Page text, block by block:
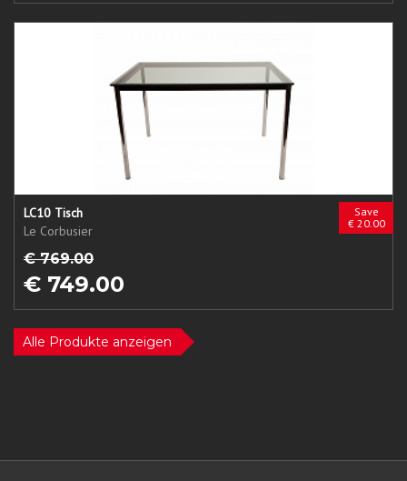
Save
€ 20.00
LC10 Tisch
Le Corbusier
€ 769.00
€ 749.00
Alle Produkte anzeigen